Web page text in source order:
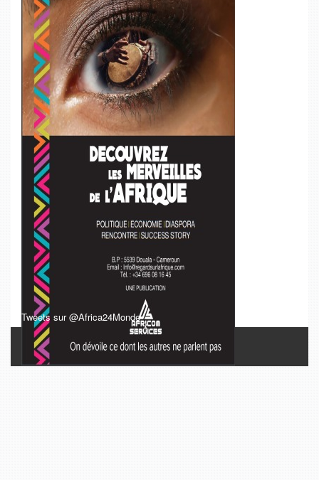
Tweets sur @Africa24Monde